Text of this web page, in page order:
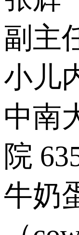
副主
小儿
中南
院
牛奶